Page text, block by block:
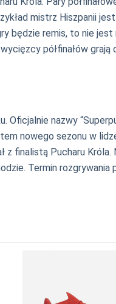
mistrz Hiszpanii
będzie remis, to nie jest
półfinałów grają
Oficjalnie nazwy
nowego sezonu w
z finalistą Pucharu Króla.
Termin rozgrywania